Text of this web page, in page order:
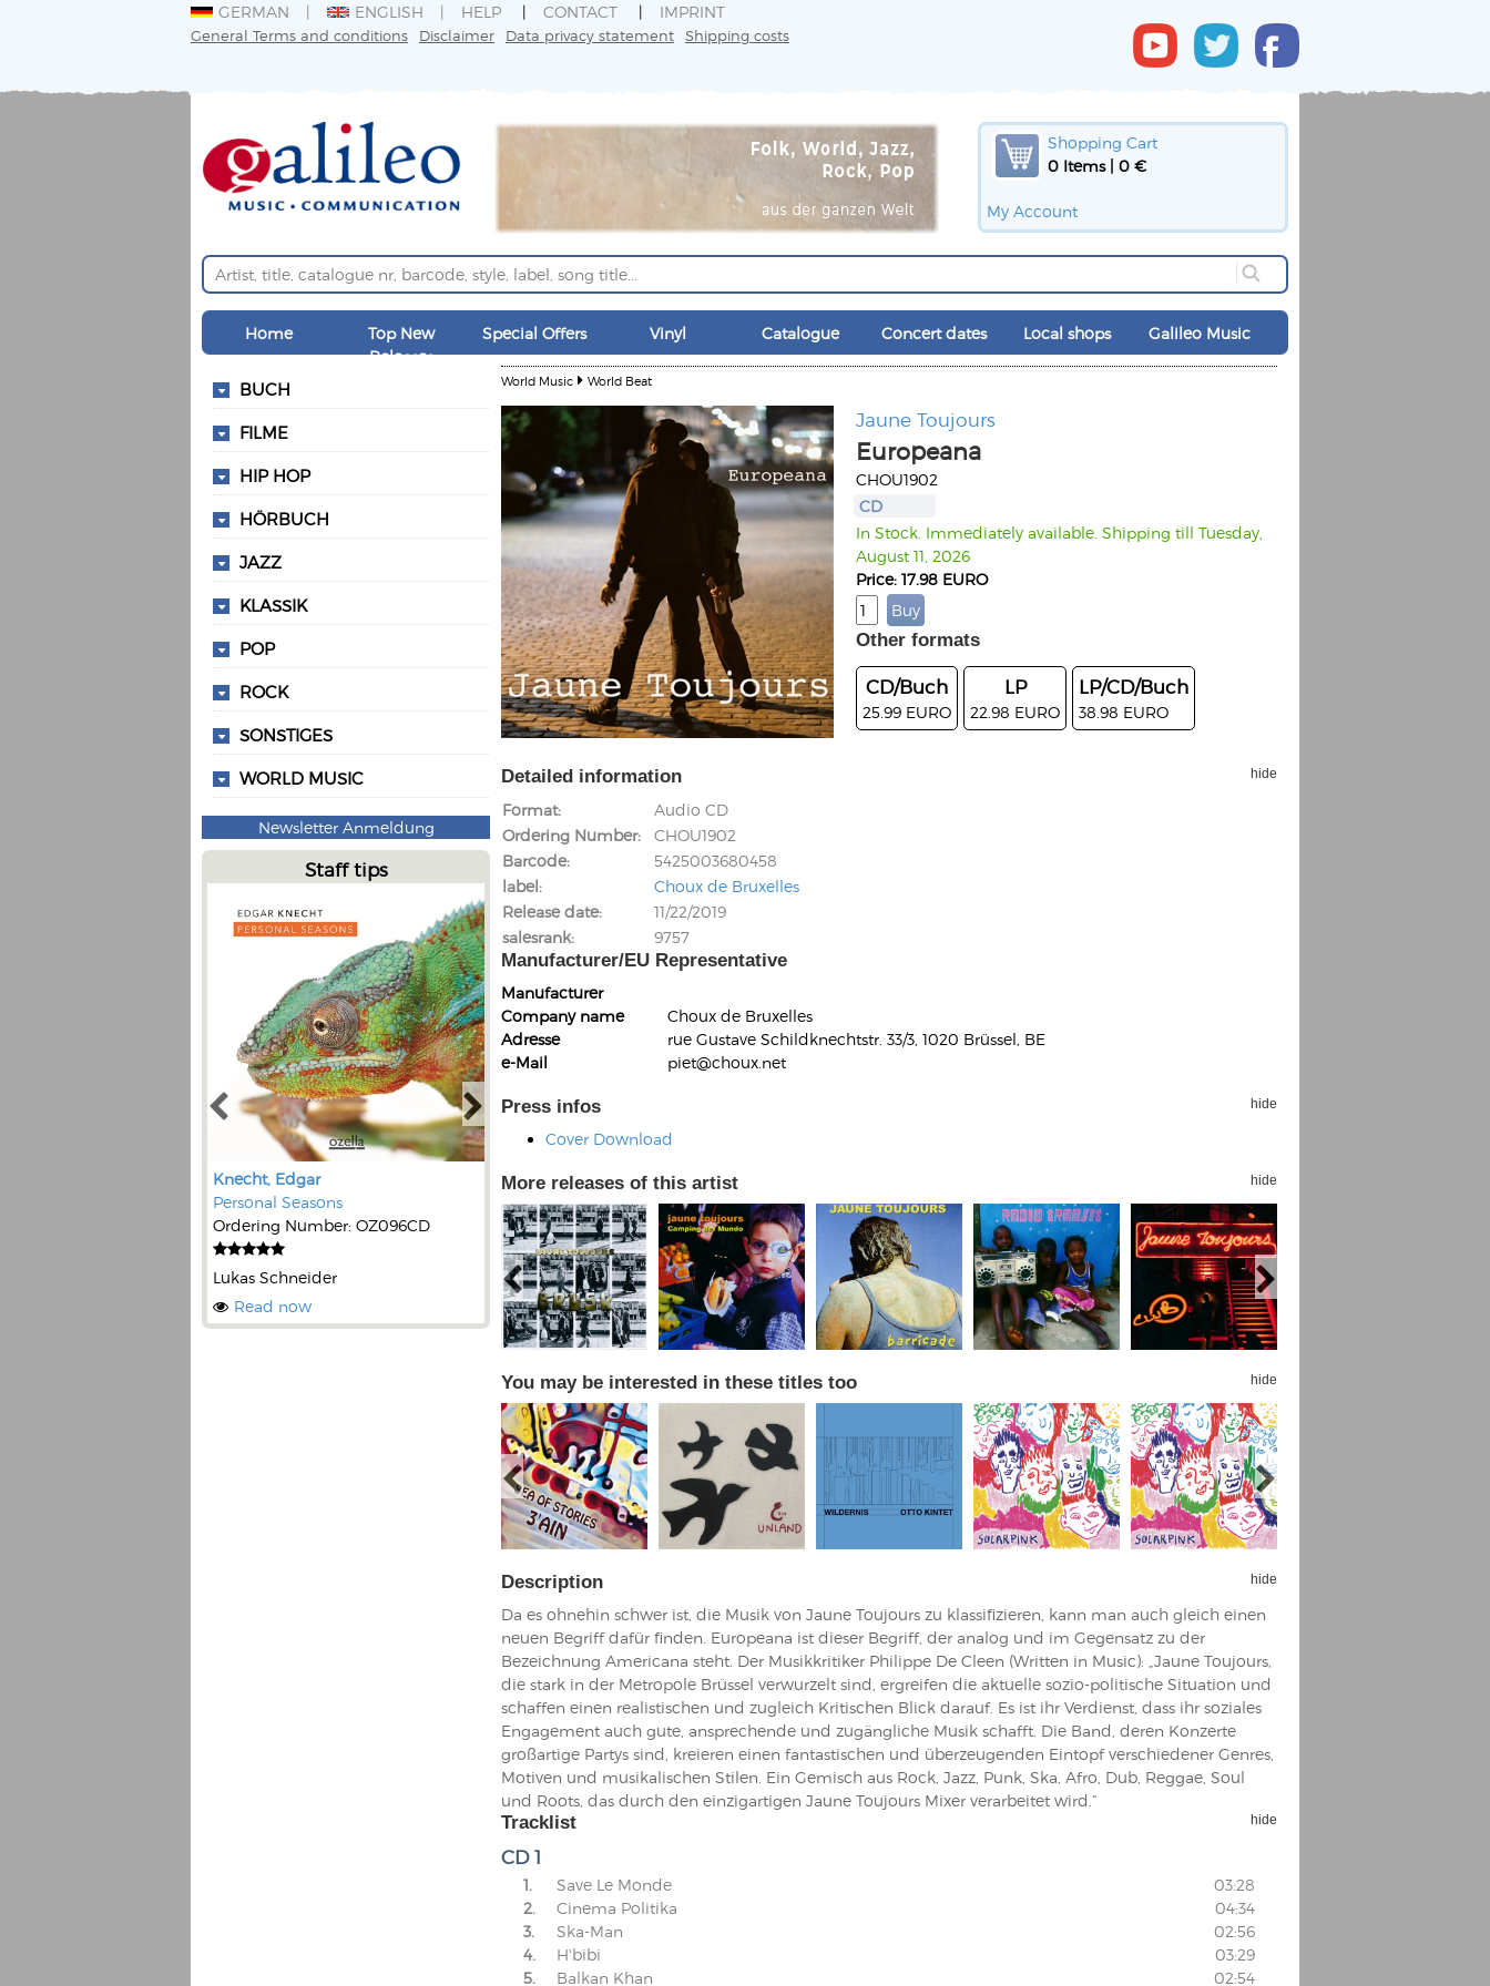
GERMAN ENGLISH HELP CONTACT IMPRINT
General Terms and conditions Disclaimer Data privacy statement Shipping costs
Shopping Cart
0 Items | 0 €
My Account
Home
Top New
Releases
Special Offers Vinyl Catalogue Concert dates Local shops Galileo Music
BUCH
FILME
HIP HOP
HÖRBUCH
JAZZ
KLASSIK
POP
ROCK
SONSTIGES
WORLD MUSIC
Newsletter Anmeldung
Staff tips
Knecht, Edgar
Personal Seasons
Ordering Number: OZ096CD
Lukas Schneider
Read now
Monxarella
Daniel Dinkel
Read now
Religio
Ordering Number: VM3055
Lukas Schneider
Read now
Daniel Dinkel
Read now
World Music World Beat
Jaune Toujours
Europeana
CHOU1902
CD
In Stock. Immediately available. Shipping till Tuesday,
August 11, 2026
Price: 17.98 EURO
Other formats
CD/Buch
25.99 EURO
LP
22.98 EURO
LP/CD/Buch
38.98 EURO
Detailed information hide
Format
Audio CD
Ordering Number
CHOU1902
Barcode
5425003680458
label
Choux de Bruxelles
Release date
11/22/2019
salesrank
9757
Manufacturer/EU Representative
Manufacturer
Company name
Choux de Bruxelles
Adresse
rue Gustave Schildknechtstr. 33/3, 1020 Brüssel, BE
e-Mail
piet@choux.net
Press infos hide
Cover Download
More releases of this artist hide
You may be interested in these titles too hide
Description hide
Da es ohnehin schwer ist, die Musik von Jaune Toujours zu klassifizieren, kann man auch gleich einen
neuen Begriff dafür finden. Europeana ist dieser Begriff, der analog und im Gegensatz zu der
Bezeichnung Americana steht. Der Musikkritiker Philippe De Cleen (Written in Music): „Jaune Toujours,
die stark in der Metropole Brüssel verwurzelt sind, ergreifen die aktuelle sozio-politische Situation und
schaffen einen realistischen und zugleich Kritischen Blick darauf. Es ist ihr Verdienst, dass ihr soziales
Engagement auch gute, ansprechende und zugängliche Musik schafft. Die Band, deren Konzerte
großartige Partys sind, kreieren einen fantastischen und überzeugenden Eintopf verschiedener Genres,
Motiven und musikalischen Stilen. Ein Gemisch aus Rock, Jazz, Punk, Ska, Afro, Dub, Reggae, Soul
und Roots, das durch den einzigartigen Jaune Toujours Mixer verarbeitet wird.“
Tracklist hide
CD 1
1. Save Le Monde
03:28
2.
Cinema Politika
04:34
3.
Ska-Man
02:56
4.
H'bibi
03:29
5.
Balkan Khan 02:54